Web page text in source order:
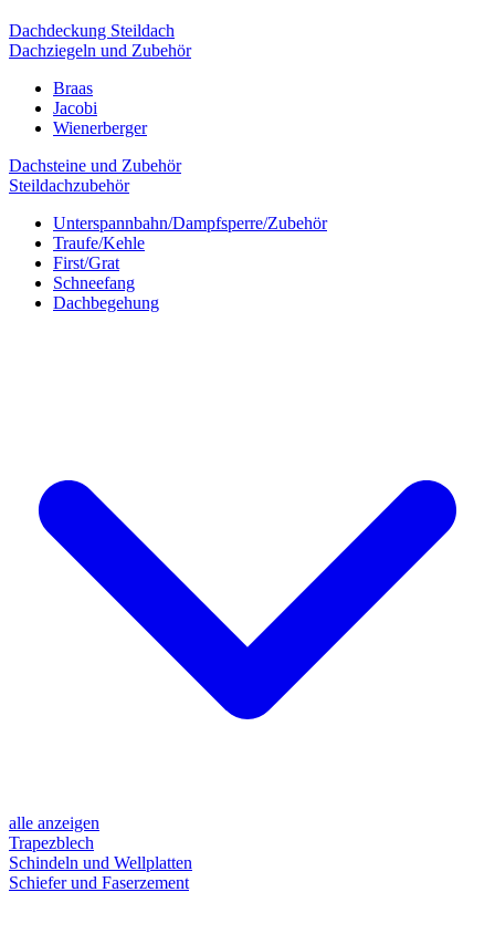
Dachdeckung Steildach
Dachziegeln und Zubehör
Braas
Jacobi
Wienerberger
Dachsteine und Zubehör
Steildachzubehör
Unterspannbahn/Dampfsperre/Zubehör
Traufe/Kehle
First/Grat
Schneefang
Dachbegehung
alle anzeigen
Trapezblech
Schindeln und Wellplatten
Schiefer und Faserzement